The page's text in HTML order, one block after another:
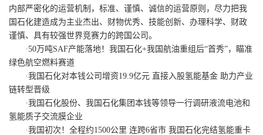
内部严密化的运营机制，标准、谨慎、诚信的运营原则，尽力把我
国石化建造成为主业杰出、财物优秀、技能创新、办理科学、财政
谨慎、具有较强世界竞赛力的跨国公司。
·50万吨SAF产能落地！我国石化+我国航油重组后“首秀”，瞄准
绿色航空燃料赛道
·我国石化对本钱公司增资19.9亿元 直接入股氢能基金 助力产业
链转型晋级
·我国石化股份、我国石化集团本钱等领导一行调研液流电池和
氢能质子交流膜企业
·我国初次！全程约1500公里 连跨6省市 我国石化完结氢能重卡